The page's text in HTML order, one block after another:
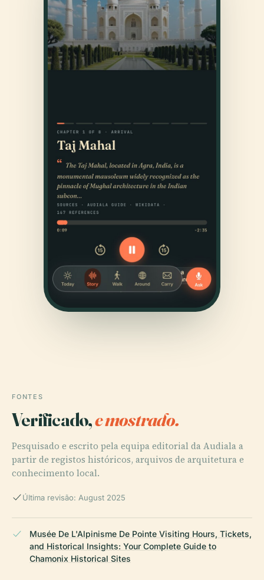
FONTES
Verificado,e mostrado.
Pesquisado e escrito pela equipa editorial da Audiala a
partir de registos históricos, arquivos de arquitetura e
conhecimento local.
Última revisão: August 2025
Musée De L'Alpinisme De Pointe Visiting Hours, Tickets,
and Historical Insights: Your Complete Guide to
Chamonix Historical Sites